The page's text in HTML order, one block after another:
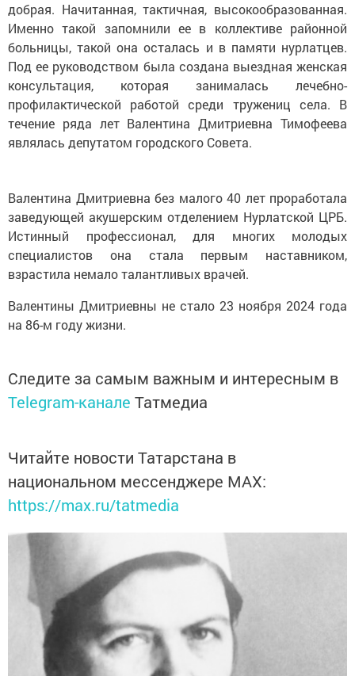
добрая. Начитанная, тактичная, высокообразованная.
Именно такой запомнили ее в коллективе районной
больницы, такой она осталась и в памяти нурлатцев.
Под ее руководством была создана выездная женская
консультация, которая занималась лечебно-
профилактической работой среди тружениц села. В
течение ряда лет Валентина Дмитриевна Тимофеева
являлась депутатом городского Совета.
Валентина Дмитриевна без малого 40 лет проработала
заведующей акушерским отделением Нурлатской ЦРБ.
Истинный профессионал, для многих молодых
специалистов она стала первым наставником,
взрастила немало талантливых врачей.
Валентины Дмитриевны не стало 23 ноября 2024 года
на 86-м году жизни.
Следите за самым важным и интересным в
Telegram-канале Татмедиа
Читайте новости Татарстана в
национальном мессенджере MАХ:
https://max.ru/tatmedia